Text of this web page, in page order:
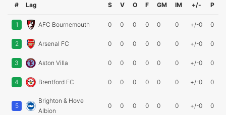
# Lag S V O F GM IM +/- P
1 AFC Bournemouth 0 0 0 0 0 0 +/-0 0
2 Arsenal FC 0 0 0 0 0 0 +/-0 0
3 Aston Villa 0 0 0 0 0 0 +/-0 0
4 Brentford FC 0 0 0 0 0 0 +/-0 0
5
Brighton & Hove
Albion
0 0 0 0 0 0 +/-0 0